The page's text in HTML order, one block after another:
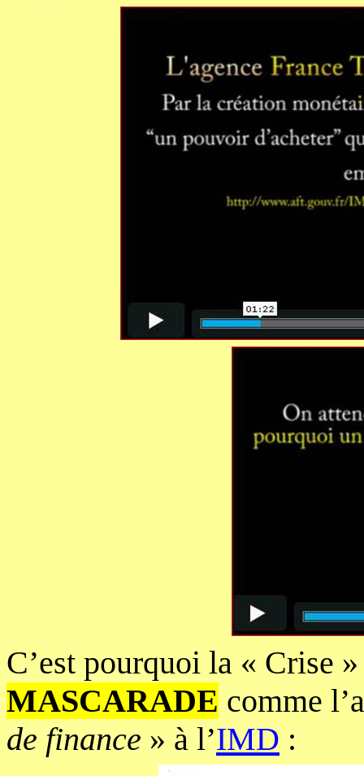
C’est pourquoi la « Crise
MASCARADE comme
de finance » à l’IMD :